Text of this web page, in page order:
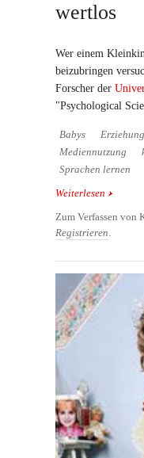
wertlos
Wer einem
beizubringen
Forscher der
"Psychological
Babys Erziehung
Mediennutzung
Sprachen lernen
Weiterlesen über
Zum Verfassen von
Registrieren.